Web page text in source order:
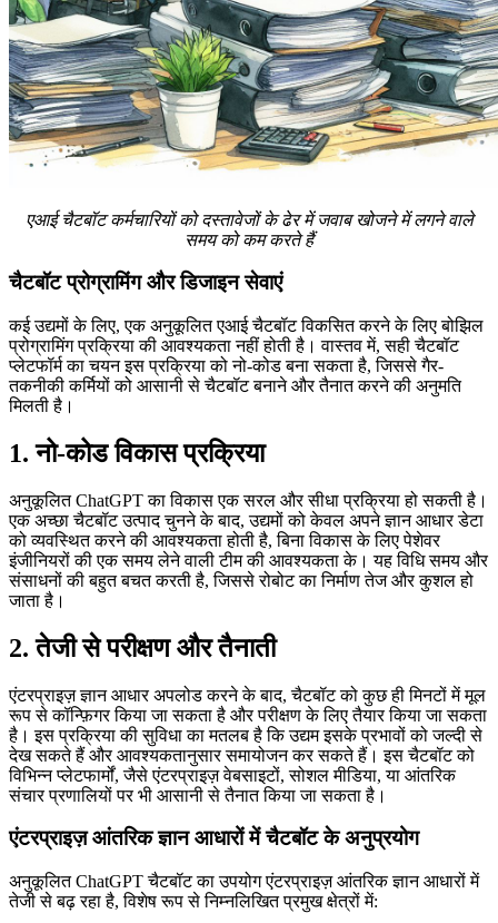
एआई चैटबॉट कर्मचारियों को दस्तावेजों के ढेर में जवाब खोजने में लगने वाले
समय को कम करते हैं
चैटबॉट प्रोग्रामिंग और डिजाइन सेवाएं
कई उद्यमों के लिए, एक अनुकूलित एआई चैटबॉट विकसित करने के लिए बोझिल
प्रोग्रामिंग प्रक्रिया की आवश्यकता नहीं होती है। वास्तव में, सही चैटबॉट
प्लेटफॉर्म का चयन इस प्रक्रिया को नो-कोड बना सकता है, जिससे गैर-
तकनीकी कर्मियों को आसानी से चैटबॉट बनाने और तैनात करने की अनुमति
मिलती है।
1. नो-कोड विकास प्रक्रिया
अनुकूलित ChatGPT का विकास एक सरल और सीधा प्रक्रिया हो सकती है।
एक अच्छा चैटबॉट उत्पाद चुनने के बाद, उद्यमों को केवल अपने ज्ञान आधार डेटा
को व्यवस्थित करने की आवश्यकता होती है, बिना विकास के लिए पेशेवर
इंजीनियरों की एक समय लेने वाली टीम की आवश्यकता के। यह विधि समय और
संसाधनों की बहुत बचत करती है, जिससे रोबोट का निर्माण तेज और कुशल हो
जाता है।
2. तेजी से परीक्षण और तैनाती
एंटरप्राइज़ ज्ञान आधार अपलोड करने के बाद, चैटबॉट को कुछ ही मिनटों में मूल
रूप से कॉन्फ़िगर किया जा सकता है और परीक्षण के लिए तैयार किया जा सकता
है। इस प्रक्रिया की सुविधा का मतलब है कि उद्यम इसके प्रभावों को जल्दी से
देख सकते हैं और आवश्यकतानुसार समायोजन कर सकते हैं। इस चैटबॉट को
विभिन्न प्लेटफार्मों, जैसे एंटरप्राइज़ वेबसाइटों, सोशल मीडिया, या आंतरिक
संचार प्रणालियों पर भी आसानी से तैनात किया जा सकता है।
एंटरप्राइज़ आंतरिक ज्ञान आधारों में चैटबॉट के अनुप्रयोग
अनुकूलित ChatGPT चैटबॉट का उपयोग एंटरप्राइज़ आंतरिक ज्ञान आधारों में
तेजी से बढ़ रहा है, विशेष रूप से निम्नलिखित प्रमुख क्षेत्रों में: